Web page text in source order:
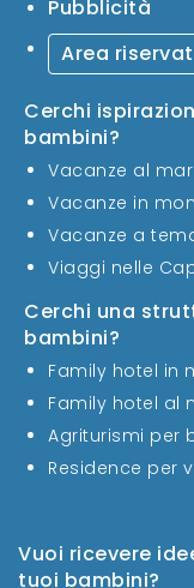
Vuoi ricevere
tuoi bambini?
Pubblicità
Area
Cerchi
bambini?
Vacanze al
Vacanze in
Vacanze a
Viaggi nelle
Cerchi una
bambini?
Family hotel in
Family hotel al
Agriturismi per
Residence per